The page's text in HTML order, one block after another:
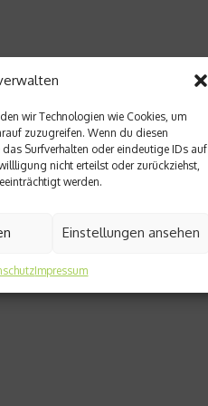
wir Technologien wie Cookies, um
zuzugreifen. Wenn du diesen
Surfverhalten oder eindeutige IDs auf
nicht erteilst oder zurückziehst,
werden.
Einstellungen ansehen
Impressum